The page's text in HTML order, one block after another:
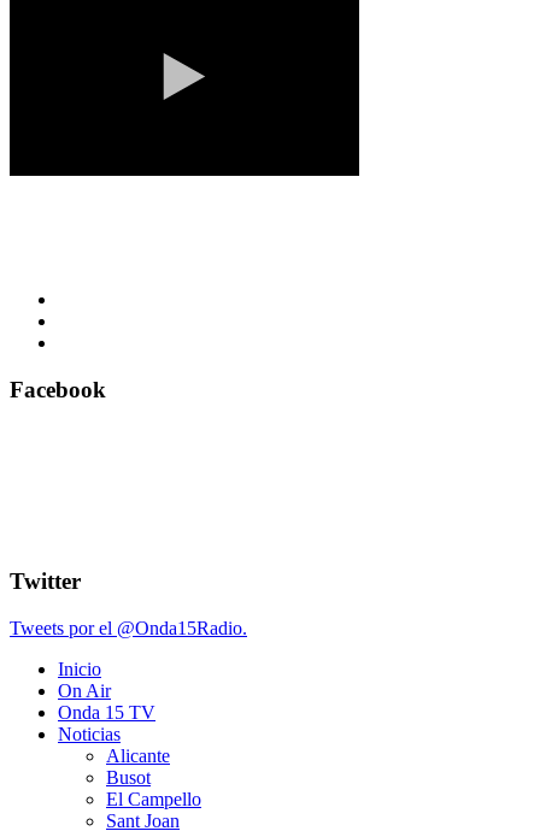
Facebook
Twitter
Tweets por el @Onda15Radio.
Inicio
On Air
Onda 15 TV
Noticias
Alicante
Busot
El Campello
Sant Joan